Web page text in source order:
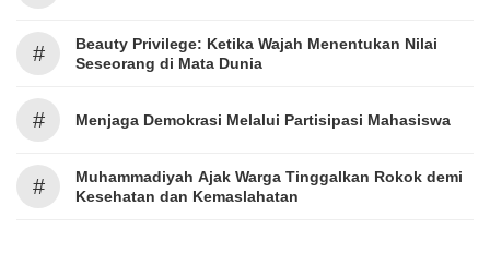
#
Beauty Privilege: Ketika Wajah Menentukan Nilai
Seseorang di Mata Dunia
# Menjaga Demokrasi Melalui Partisipasi Mahasiswa
#
Muhammadiyah Ajak Warga Tinggalkan Rokok demi
Kesehatan dan Kemaslahatan